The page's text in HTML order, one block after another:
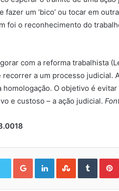
fazer um ‘bico’ ou tocar em
foi o reconhecimento do
com a reforma trabalhista
a um processo judicial.
O objetivo é
e custoso – a ação judicial.
Google+LinkedInStumbleUpon
Tumblr